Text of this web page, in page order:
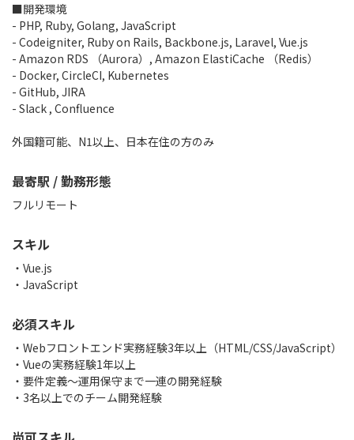
■開発環境
- PHP, Ruby, Golang, JavaScript
- Codeigniter, Ruby on Rails, Backbone.js, Laravel, Vue.js
- Amazon RDS （Aurora）, Amazon ElastiCache （Redis）
- Docker, CircleCI, Kubernetes
- GitHub, JIRA
- Slack , Confluence
外国籍可能、N1以上、日本在住の方のみ
最寄駅 / 勤務形態
フルリモート
スキル
Vue.js
JavaScript
必須スキル
・Webフロントエンド実務経験3年以上（HTML/CSS/JavaScript）
・Vueの実務経験1年以上
・要件定義～運用保守まで一連の開発経験
・3名以上でのチーム開発経験